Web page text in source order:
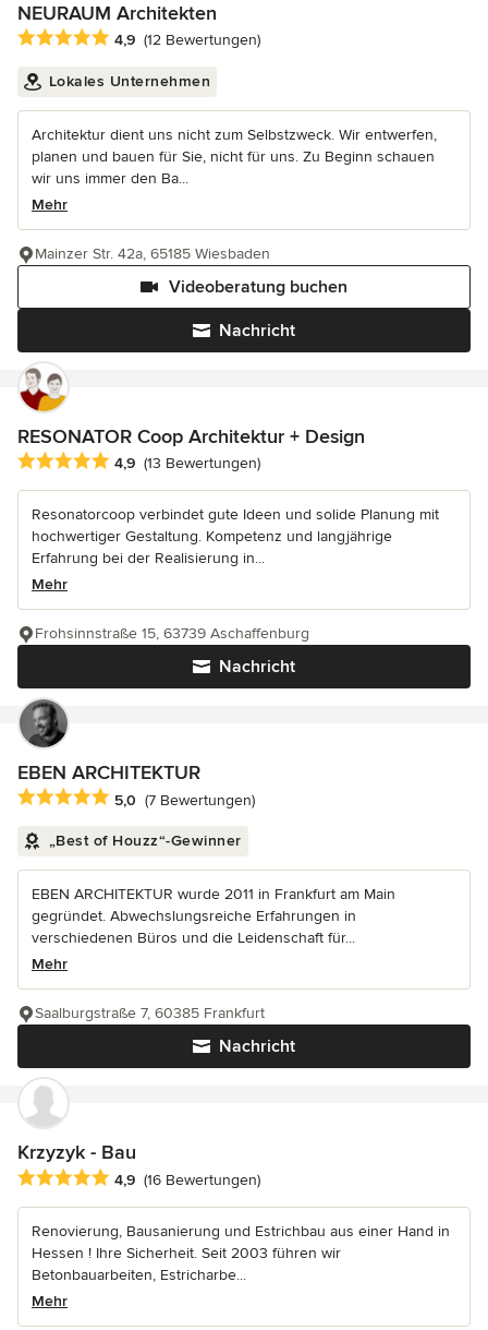
NEURAUM Architekten
Durchschnittliche Bewertung: 4.9 von 5 Sternen
4,9 (12 Bewertungen)
Lokales Unternehmen
Architektur dient uns nicht zum Selbstzweck. Wir entwerfen,
planen und bauen für Sie, nicht für uns. Zu Beginn schauen
wir uns immer den Ba...
Mehr
Nachricht
Videoberatung buchen
Mainzer Str. 42a, 65185 Wiesbaden
RESONATOR Coop Architektur + Design
Durchschnittliche Bewertung: 4.9 von 5 Sternen
4,9 (13 Bewertungen)
Resonatorcoop verbindet gute Ideen und solide Planung mit
hochwertiger Gestaltung. Kompetenz und langjährige
Erfahrung bei der Realisierung in...
Mehr
Nachricht
Frohsinnstraße 15, 63739 Aschaffenburg
EBEN ARCHITEKTUR
Durchschnittliche Bewertung: 5 von 5 Sternen
5,0 (7 Bewertungen)
„Best of Houzz“-Gewinner
EBEN ARCHITEKTUR wurde 2011 in Frankfurt am Main
gegründet. Abwechslungsreiche Erfahrungen in
verschiedenen Büros und die Leidenschaft für...
Mehr
Nachricht
Saalburgstraße 7, 60385 Frankfurt
Krzyzyk - Bau
Durchschnittliche Bewertung: 4.9 von 5 Sternen
4,9 (16 Bewertungen)
Renovierung, Bausanierung und Estrichbau aus einer Hand in
Hessen ! Ihre Sicherheit. Seit 2003 führen wir
Betonbauarbeiten, Estricharbe...
Mehr